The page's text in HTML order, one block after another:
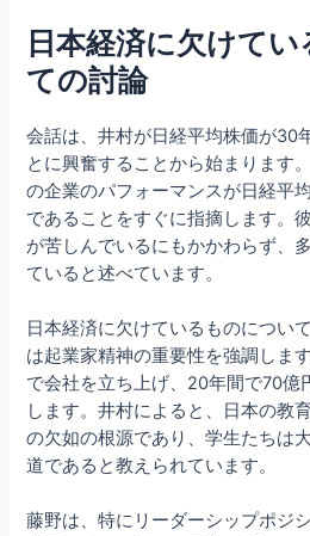
日本経済に欠けて
ての討論
会話は、井村が日経平均株価が30
とに興奮することから始まります
の企業のパフォーマンスが日経平
であることをすぐに指摘します。
が苦しんでいるにもかかわらず、
ていると述べています。
日本経済に欠けているものについ
は起業家精神の重要性を強調しま
で会社を立ち上げ、20年間で70億
します。井村によると、日本の教
の欠如の根源であり、学生たちは
道であると教えられています。
藤野は、特にリーダーシップポジ